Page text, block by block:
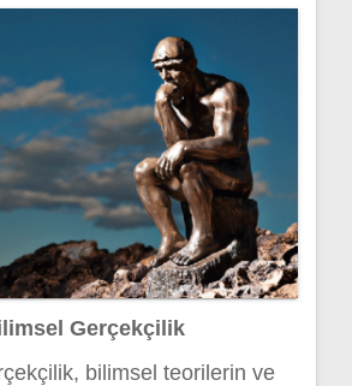
Gerçekçilik
bilimsel teorilerin ve